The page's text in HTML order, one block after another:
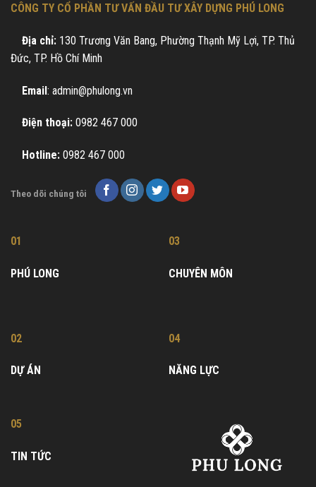
CÔNG TY CỔ PHẦN TƯ VẤN ĐẦU TƯ XÂY DỰNG PHÚ LONG
Địa chỉ: 130 Trương Văn Bang, Phường Thạnh Mỹ Lợi, TP. Thủ
Đức, TP. Hồ Chí Minh
Email: admin@phulong.vn
Điện thoại: 0982 467 000
Hotline: 0982 467 000
Theo dõi chúng tôi
01
PHÚ LONG
02
DỰ ÁN
03
CHUYÊN MÔN
04
NĂNG LỰC
05
TIN TỨC